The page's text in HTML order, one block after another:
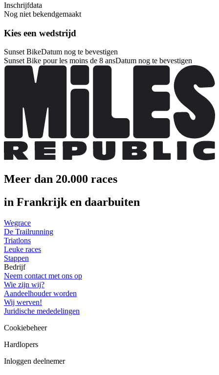
Inschrijfdata
Nog niet bekendgemaakt
Kies een wedstrijd
Sunset BikeDatum nog te bevestigen
Sunset Bike pour les moins de 8 ansDatum nog te bevestigen
Meer dan 20.000 races
in Frankrijk en daarbuiten
Wegrace
De Trailrunning
Triatlons
Leuke races
Stappen
Bedrijf
Neem contact met ons op
Wie zijn wij?
Aandeelhouder worden
Wij werven!
Juridische mededelingen
Cookiebeheer
Hardlopers
Inloggen deelnemer